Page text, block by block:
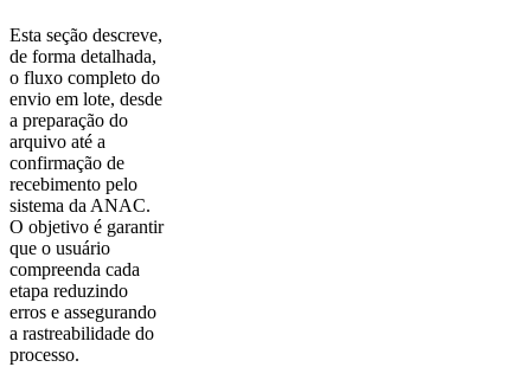
Esta seção descreve,
de forma detalhada,
o fluxo completo do
envio em lote, desde
a preparação do
arquivo até a
confirmação de
recebimento pelo
sistema da ANAC.
O objetivo é garantir
que o usuário
compreenda cada
etapa reduzindo
erros e assegurando
a rastreabilidade do
processo.